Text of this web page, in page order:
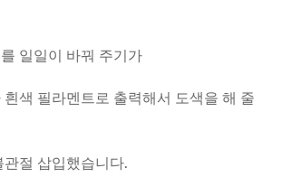
일일이 바꿔 주기가
색 필라멘트로 출력해서 도색을 해 줄
절 삽입했습니다.